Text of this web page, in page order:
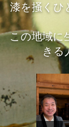
漆を掻くひ
この地域に
きる